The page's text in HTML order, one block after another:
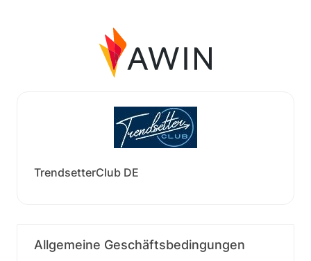
TrendsetterClub DE
Allgemeine Geschäftsbedingungen